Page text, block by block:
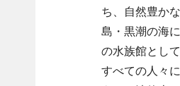
ち、自然豊か
島・黒潮の海
の水族館とし
すべての人々